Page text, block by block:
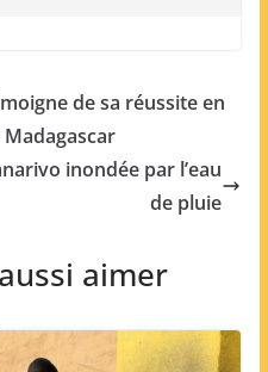
de sa réussite en
inondée par l’eau
de pluie
aimer